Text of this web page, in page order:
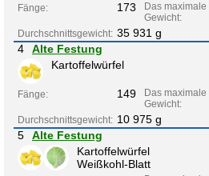
Fänge: 173
Das maximale
Gewicht:
Durchschnittsgewicht: 35 931 g
4
Alte Festung
Kartoffelwürfel
Fänge: 149
Das maximale
Gewicht:
Durchschnittsgewicht: 10 975 g
5
Alte Festung
Kartoffelwürfel
Weißkohl-Blatt